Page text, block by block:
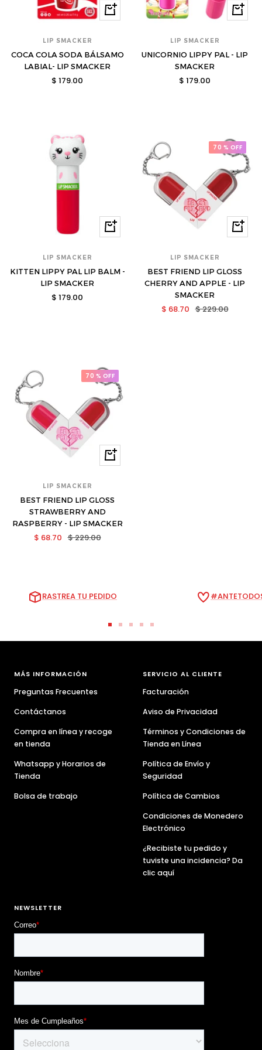
Comprar
LIP SMACKER
COCA COLA SODA BÁLSAMO
LABIAL- LIP SMACKER
Precio
$ 179.00
LIP SMACKER
UNICORNIO LIPPY PAL - LIP
SMACKER
Precio
$ 179.00
Comprar
LIP SMACKER
KITTEN LIPPY PAL LIP BALM -
LIP SMACKER
Precio
$ 179.00
70 % OFF
LIP SMACKER
BEST FRIEND LIP GLOSS
CHERRY AND APPLE - LIP
SMACKER
Precio
$ 68.70 Precio
$ 229.00
70 % OFF
Comprar
LIP SMACKER
BEST FRIEND LIP GLOSS
STRAWBERRY AND
RASPBERRY - LIP SMACKER
Precio
$ 68.70 Precio
$ 229.00
RASTREA TU PEDIDO
Ir
a
Ir
a
Ir
a
Ir
a
Ir
a
MÁS INFORMACIÓN
Preguntas Frecuentes
Contáctanos
Compra en línea y recoge
en tienda
Whatsapp y Horarios de
Tienda
Bolsa de trabajo
SERVICIO AL CLIENTE
Facturación
Aviso de Privacidad
Términos y Condiciones de
Tienda en Línea
Política de Envío y
Seguridad
Política de Cambios
Condiciones de Monedero
Electrónico
¿Recibiste tu pedido y
tuviste una incidencia? Da
clic aquí
NEWSLETTER